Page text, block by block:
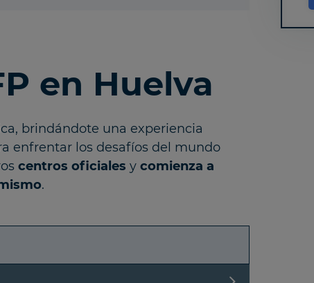
en Huelva
brindándote una experiencia
enfrentar los desafíos del mundo
centros oficiales y comienza a
.